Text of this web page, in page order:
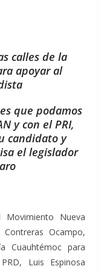
calles de la
apoyar al
que podamos
y con el PRI,
candidato y
el legislador
Movimiento Nueva
Ocampo,
Cuauhtémoc para
Luis Espinosa